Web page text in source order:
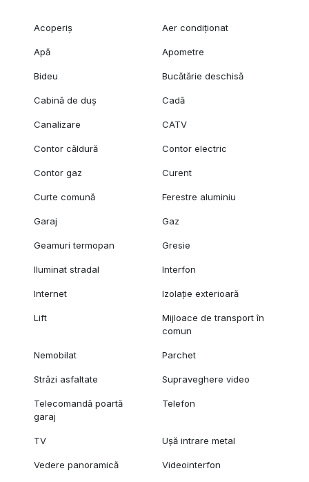
Acoperiș Aer condiționat
Apă Apometre
Bideu Bucătărie deschisă
Cabină de duș Cadă
Canalizare CATV
Contor căldură Contor electric
Contor gaz Curent
Curte comună Ferestre aluminiu
Garaj Gaz
Geamuri termopan Gresie
Iluminat stradal Interfon
Internet Izolație exterioară
Lift
Mijloace de transport în
comun
Nemobilat Parchet
Străzi asfaltate Supraveghere video
Telecomandă poartă
garaj
Telefon
TV Ușă intrare metal
Vedere panoramică Videointerfon